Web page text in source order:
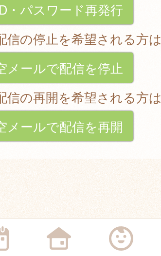
・パスワード再発行
信の停止を希望される方は
メールで配信を停止
信の再開を希望される方は
メールで配信を再開